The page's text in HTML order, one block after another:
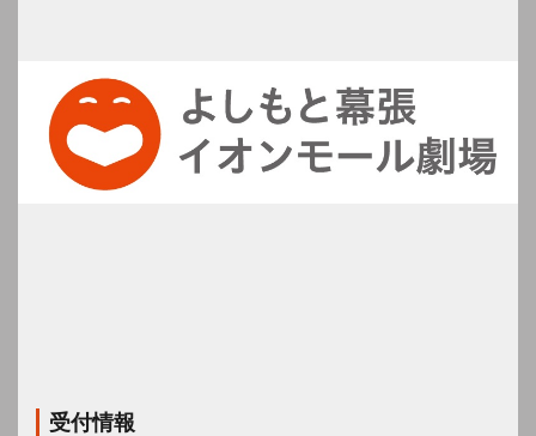
受付情報